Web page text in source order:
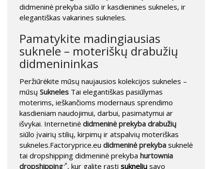
didmeninė prekyba siūlo ir kasdienines sukneles, ir
elegantiškas vakarines sukneles.
Pamatykite madingiausias
suknele – moteriškų drabužių
didmenininkas
Peržiūrėkite mūsų naujausios kolekcijos sukneles –
mūsų Sukneles Tai elegantiškas pasiūlymas
moterims, ieškančioms modernaus sprendimo
kasdieniam naudojimui, darbui, pasimatymui ar
išvykai. Internetinė didmeninė prekyba drabužių
siūlo įvairių stilių, kirpimų ir atspalvių moteriškas
sukneles.Factoryprice.eu didmeninė prekyba suknelė
tai dropshipping didmeninė prekyba hurtownia
dropshipping , kur galite rasti suknelių savo